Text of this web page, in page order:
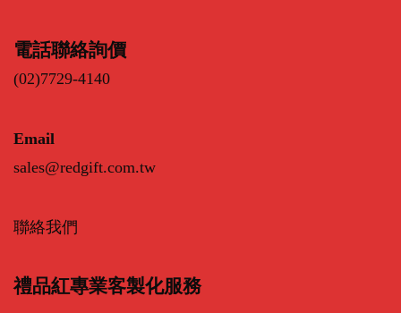
電話聯絡詢價
(02)7729-4140
Email
sales@redgift.com.tw
聯絡我們
禮品紅專業客製化服務